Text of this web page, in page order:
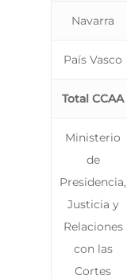
Navarra
País Vasco
Total CCAA
Ministerio
de
Presidencia,
Justicia y
Relaciones
con las
Cortes